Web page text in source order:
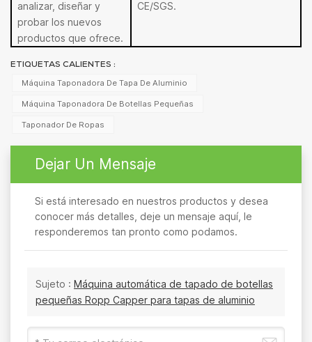
analizar, diseñar y
probar los nuevos
productos que ofrece.
CE/SGS.
ETIQUETAS CALIENTES :
Máquina Taponadora De Tapa De Aluminio
Máquina Taponadora De Botellas Pequeñas
Taponador De Ropas
Dejar Un Mensaje
Si está interesado en nuestros productos y desea
conocer más detalles, deje un mensaje aquí, le
responderemos tan pronto como podamos.
Sujeto : Máquina automática de tapado de botellas
pequeñas Ropp Capper para tapas de aluminio